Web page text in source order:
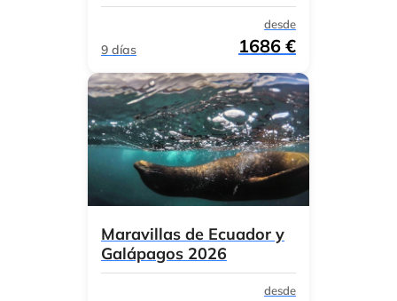
9 días
desde
1686 €
Maravillas de Ecuador y
Galápagos 2026
desde